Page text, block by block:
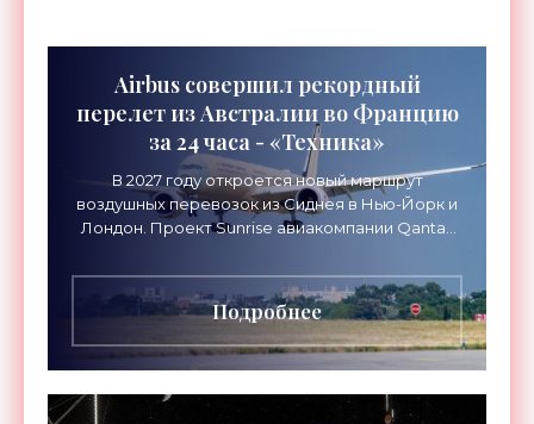
Airbus совершил рекордный
перелет из Австралии во Францию
за 24 часа - «Техника»
В 2027 году откроется новый маршрут
воздушных перевозок из Сиднея в Нью-Йорк и
Лондон. Проект Sunrise авиакомпании Qantas
длительностью до 24
Подробнее